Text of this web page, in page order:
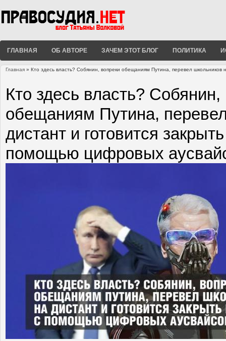
ГЛАВНАЯ ОБ АВТОРЕ ЗАЧЕМ ЭТОТ БЛОГ ПОЛИТИКА
Главная » Кто здесь власть? Собянин, вопреки обещаниям Путина, перевел
Кто здесь власть? Собянин,
обещаниям Путина,
дистант и готовится
помощью цифровых